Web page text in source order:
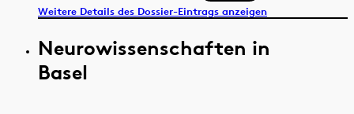
Weitere Details des Dossier-Eintrags anzeigen
Neurowissenschaften in
Basel